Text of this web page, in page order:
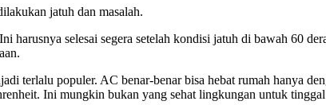
jatuh dan masalah.
harusnya selesai segera setelah kondisi jatuh di bawah 60
terlalu populer. AC benar-benar bisa hebat rumah hanya
Ini mungkin bukan yang sehat lingkungan untuk